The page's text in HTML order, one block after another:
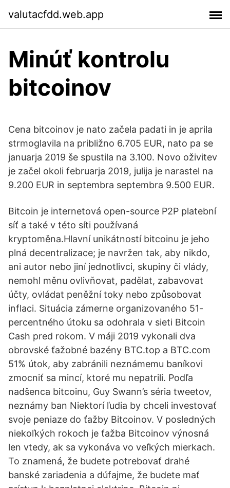
valutacfdd.web.app
Minúť kontrolu
bitcoinov
Cena bitcoinov je nato začela padati in je aprila
strmoglavila na približno 6.705 EUR, nato pa se
januarja 2019 še spustila na 3.100. Novo oživitev
je začel okoli februarja 2019, julija je narastel na
9.200 EUR in septembra septembra 9.500 EUR.
Bitcoin je internetová open-source P2P platební
síť a také v této síti používaná
kryptoměna.Hlavní unikátností bitcoinu je jeho
plná decentralizace; je navržen tak, aby nikdo,
ani autor nebo jiní jednotlivci, skupiny či vlády,
nemohl měnu ovlivňovat, padělat, zabavovat
účty, ovládat peněžní toky nebo způsobovat
inflaci. Situácia zámerne organizovaného 51-
percentného útoku sa odohrala v sieti Bitcoin
Cash pred rokom. V máji 2019 vykonali dva
obrovské ťažobné bazény BTC.top a BTC.com
51% útok, aby zabránili neznámemu baníkovi
zmocniť sa mincí, ktoré mu nepatrili. Podľa
nadšenca bitcoinu, Guy Swann’s séria tweetov,
neznámy ban Niektorí ľudia by chceli investovať
svoje peniaze do ťažby Bitcoinov. V posledných
niekoľkých rokoch je ťažba Bitcoinov výnosná
len vtedy, ak sa vykonáva vo veľkých mierkach.
To znamená, že budete potrebovať drahé
banské zariadenia a dúfajme, že budete mať